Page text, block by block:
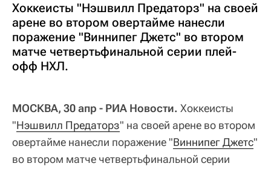
Хоккеисты "Нэшвилл Предаторз" на своей
арене во втором овертайме нанесли
поражение "Виннипег Джетс" во втором
матче четвертьфинальной серии плей-
офф НХЛ.
МОСКВА, 30 апр - РИА Новости. Хоккеисты
"Нэшвилл Предаторз" на своей арене во втором
овертайме нанесли поражение "Виннипег Джетс"
во втором матче четвертьфинальной серии